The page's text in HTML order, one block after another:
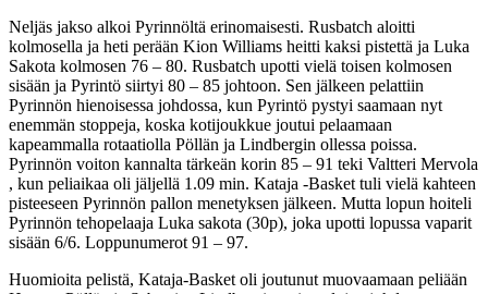
Neljäs jakso alkoi Pyrinnöltä erinomaisesti. Rusbatch aloitti
kolmosella ja heti perään Kion Williams heitti kaksi pistettä ja Luka
Sakota kolmosen 76 – 80. Rusbatch upotti vielä toisen kolmosen
sisään ja Pyrintö siirtyi 80 – 85 johtoon. Sen jälkeen pelattiin
Pyrinnön hienoisessa johdossa, kun Pyrintö pystyi saamaan nyt
enemmän stoppeja, koska kotijoukkue joutui pelaamaan
kapeammalla rotaatiolla Pöllän ja Lindbergin ollessa poissa.
Pyrinnön voiton kannalta tärkeän korin 85 – 91 teki Valtteri Mervola
, kun peliaikaa oli jäljellä 1.09 min. Kataja -Basket tuli vielä kahteen
pisteeseen Pyrinnön pallon menetyksen jälkeen. Mutta lopun hoiteli
Pyrinnön tehopelaaja Luka sakota (30p), joka upotti lopussa vaparit
sisään 6/6. Loppunumerot 91 – 97.
Huomioita pelistä, Kataja-Basket oli joutunut muovaamaan peliään